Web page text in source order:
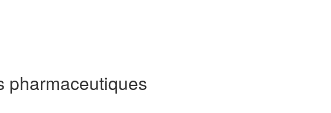
pharmaceutiques